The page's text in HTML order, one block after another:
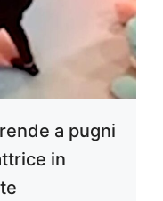
a pugni
in